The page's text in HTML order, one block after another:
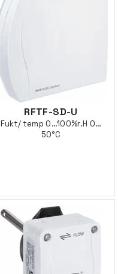
RFTF-SD-U
Fukt/ temp 0…100%r.H 0…
50°C